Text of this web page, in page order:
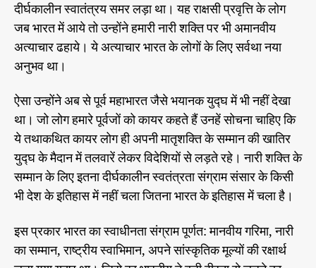
दीर्घकालीन स्वातंत्रय समर लड़ा था। यह राक्षसी प्रवृत्ति के लोग
जब भारत में आये तो उन्होंने हमारी नारी शक्ति पर भी अमानवीय
अत्याचार ढहाये। ये अत्याचार भारत के लोगों के लिए सर्वथा नया
अनुभव था।
ऐसा उन्होंने अब से पूर्व महाभारत जैसे भयानक युद्घ में भी नहीं देखा
था। जो लोग हमारे पूर्वजों को कायर कहते हैं उनहें सोचना चाहिए कि
ये तथाकथित कायर लोग ही अपनी मातृशक्ति के सम्मान की खातिर
युद्घ के मैदान में तलवारें लेकर विदेशियों से लड़ते रहे। नारी शक्ति के
सम्मान के लिए इतना दीर्घकालीन स्वतंत्रता संग्राम संसार के किसी
भी देश के इतिहास में नहीं चला जितना भारत के इतिहास में चला है।
इस प्रकार भारत का स्वाधीनता संग्राम पूर्णत: मानवीय गरिमा, नारी
का सम्मान, राष्ट्रीय स्वाभिमान, अपने सांस्कृतिक मूल्यों की रक्षार्थ